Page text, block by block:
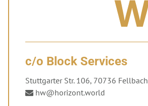
c/o Block Services
Stuttgarter Str. 106, 70736 Fellbach
 hw@horizont.world